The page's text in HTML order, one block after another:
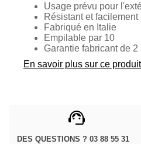
Usage prévu pour
Résistant et
Fabriqué en Italie
Empilable par 10
Garantie fabricant de 2
En savoir plus sur ce produit
DES QUESTIONS ? 03 88 55 31